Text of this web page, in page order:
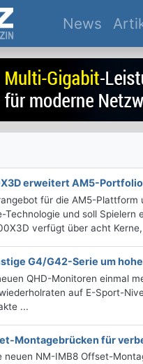
News
erweitert AM5-Portfolio
für die AM5-
und soll
verfügt über acht
G4/G42-Serie um
QHD-Monitoren einmal
auf E-Sport-
...
Montagebrücken für
NM-IMB8 Offset-